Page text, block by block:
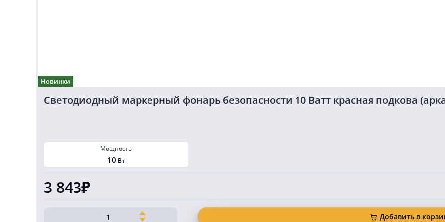
Новинки
Светодиодный маркерный фонарь безопасности 10 Ватт красная подкова
Мощность
10 Вт
3 843₽
Количество
Добавить в